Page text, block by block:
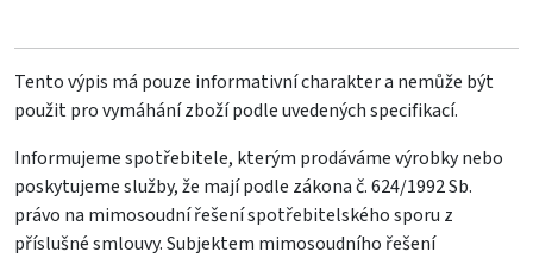
Tento výpis má pouze informativní charakter a nemůže být
použit pro vymáhání zboží podle uvedených specifikací.
Informujeme spotřebitele, kterým prodáváme výrobky nebo
poskytujeme služby, že mají podle zákona č. 624/1992 Sb.
právo na mimosoudní řešení spotřebitelského sporu z
příslušné smlouvy. Subjektem mimosoudního řešení